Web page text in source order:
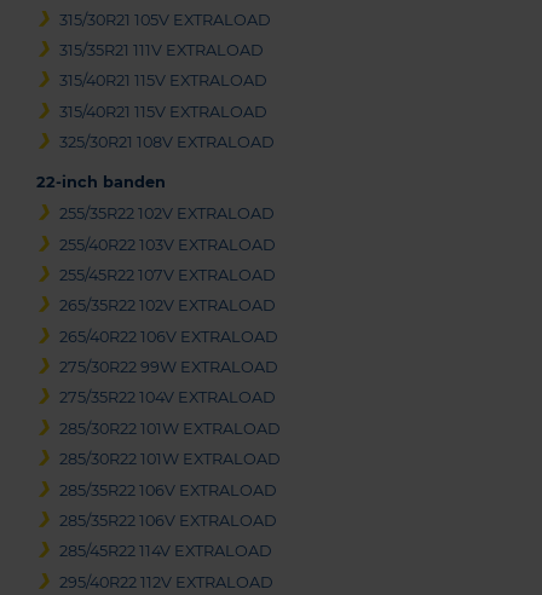
315/30R21 105V EXTRALOAD
315/35R21 111V EXTRALOAD
315/40R21 115V EXTRALOAD
315/40R21 115V EXTRALOAD
325/30R21 108V EXTRALOAD
22-inch banden
255/35R22 102V EXTRALOAD
255/40R22 103V EXTRALOAD
255/45R22 107V EXTRALOAD
265/35R22 102V EXTRALOAD
265/40R22 106V EXTRALOAD
275/30R22 99W EXTRALOAD
275/35R22 104V EXTRALOAD
285/30R22 101W EXTRALOAD
285/30R22 101W EXTRALOAD
285/35R22 106V EXTRALOAD
285/35R22 106V EXTRALOAD
285/45R22 114V EXTRALOAD
295/40R22 112V EXTRALOAD